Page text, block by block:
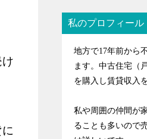
私のプロフィール
地方で17年前から
ます。中古住宅（
を購入し賃貸収入
私や周囲の仲間が
ることも多いので